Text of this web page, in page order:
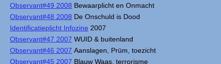
Observant#49 2008 Bewaarplicht en Onmacht
Observant#48 2008 De Onschuld is Dood
Identificatieplicht Infozine 2007
Observant#47 2007 WUID & buitenland
Observant#46 2007 Aanslagen, Prüm, toezicht
Observant#45 2007 Blauw Waas, terrorisme